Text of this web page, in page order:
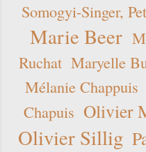
Somogyi-Singer,
Marie Beer
Ruchat Maryelle
Mélanie Chappuis
Chapuis Olivier
Olivier Sillig